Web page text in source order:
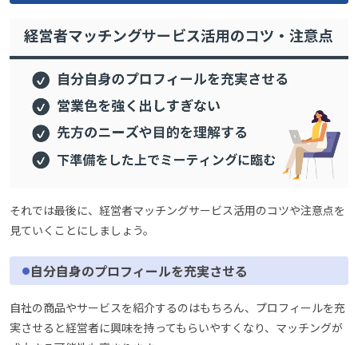
それでは最後に、経営者マッチングサービス活用のコツや注意点を
見ていくことにしましょう。
自分自身のプロフィールを充実させる
自社の商品やサービスを紹介するのはもちろん、プロフィールを充
実させると経営者に興味を持ってもらいやすくなり、マッチングが